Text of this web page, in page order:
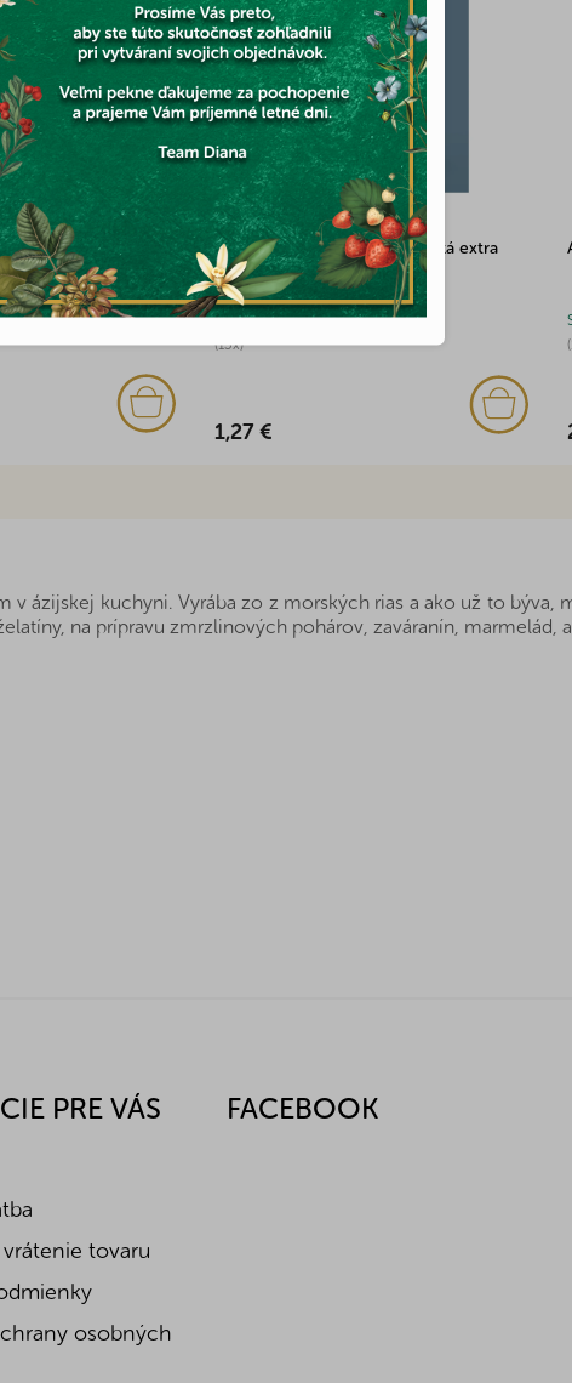
400g
Pernerka Múka pšeničná hladká extra
silná 1kg
(13x)
Skladom
1,27 €
ázijskej kuchyni. Vyrába zo z morských rias a ako už to býva,
na prípravu zmrzlinových pohárov, zaváranín, marmelád,
PRE VÁS
tovaru
osobných
FACEBOOK